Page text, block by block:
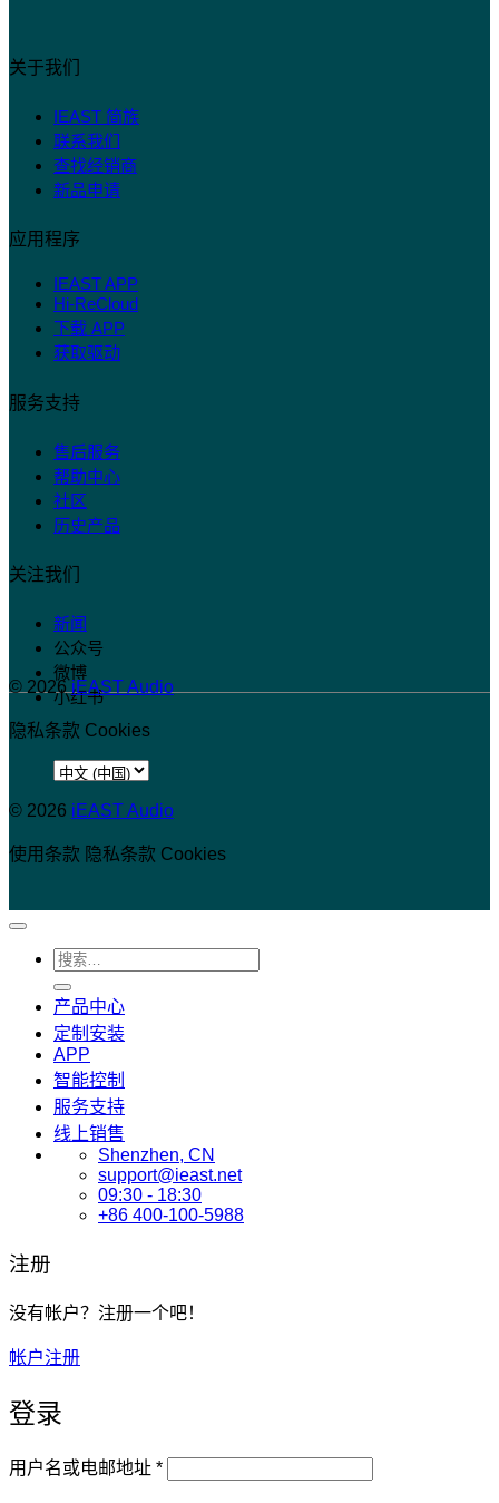
关于我们
IEAST 简族
联系我们
查找经销商
新品申请
应用程序
IEAST APP
Hi-ReCloud
下载 APP
获取驱动
服务支持
售后服务
帮助中心
社区
历史产品
关注我们
新闻
公众号
微博
小红书
© 2026iEAST Audio
隐私条款 Cookies
选
择
言
© 2026 iEAST Audio
使用条款 隐私条款 Cookies
搜
索：
产品中心
定制安装
APP
智能控制
服务支持
线上销售
Shenzhen, CN
support@ieast.net
09:30 - 18:30
+86 400-100-5988
注册
没有帐户？注册一个吧！
帐户注册
登录
用户名或电邮地址 *必